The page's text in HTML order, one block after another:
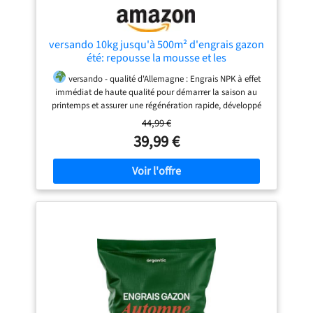
versando 10kg jusqu'à 500m² d'engrais gazon
été: repousse la mousse et les
versando - qualité d'Allemagne : Engrais NPK à effet
immédiat de haute qualité pour démarrer la saison au
printemps et assurer une régénération rapide, développé
avec des professionnels du jardin et testé dans des
Effet rapide : Favorise en peu de
temps une croissance visible et un gazon bien vert, idéal
après l’hiver ou en cas de pelouse affaiblie.
Revitalise
les zones sollicitées : Soutient la récupération du gazon
après des contraintes, améliore la vigueur de départ au
printemps et élimine naturellement la mousse et les
(10 kg pour jusqu'à 500 m²) qui s'utilise sans effort et sans
connaissances préalables.
Sûr pour tous : Sans risque
pour les enfants et les animaux domestiques en cas
d’utilisation correcte. Ne pas marcher sur la pelouse tant
que l’engrais ne s’est pas complètement dissous.
44,99 €
39,99 €